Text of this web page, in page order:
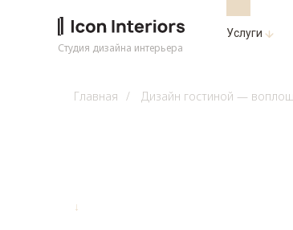
Студия дизайна интерьера
Услуги
Главная / Дизайн гостиной —
↓